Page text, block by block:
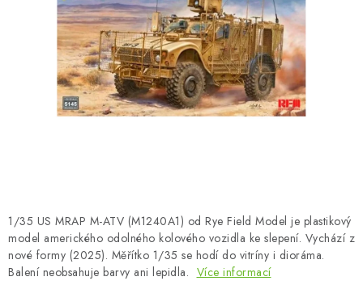
BARVY A POMŮCKY
PUBLIKACE
SKY RIDERS COFFEE
O nás Moje objednávka Kontakty
Doprava a platba
Obchodní podmínky
Podmínky ochrany osobních údajů
1/35 US MRAP M-ATV (M1240A1) od Rye Field Model je plastikový
model amerického odolného kolového vozidla ke slepení. Vychází z
nové formy (2025). Měřítko 1/35 se hodí do vitríny i dioráma.
Balení neobsahuje barvy ani lepidla. Více informací